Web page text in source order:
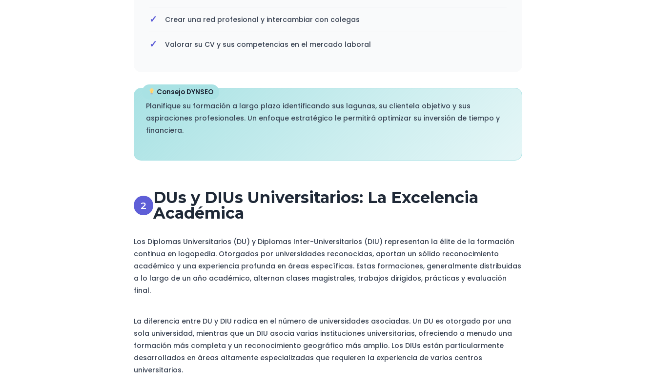
Crear una red profesional y intercambiar con colegas
Valorar su CV y sus competencias en el mercado laboral
Consejo DYNSEO
Planifique su formación a largo plazo identificando sus lagunas, su clientela objetivo y sus
aspiraciones profesionales. Un enfoque estratégico le permitirá optimizar su inversión de tiempo y
financiera.
DUs y DIUs Universitarios: La Excelencia
Académica
Los Diplomas Universitarios (DU) y Diplomas Inter-Universitarios (DIU) representan la élite de la formación
continua en logopedia. Otorgados por universidades reconocidas, aportan un sólido reconocimiento
académico y una experiencia profunda en áreas específicas. Estas formaciones, generalmente distribuidas
a lo largo de un año académico, alternan clases magistrales, trabajos dirigidos, prácticas y evaluación
final.
La diferencia entre DU y DIU radica en el número de universidades asociadas. Un DU es otorgado por una
sola universidad, mientras que un DIU asocia varias instituciones universitarias, ofreciendo a menudo una
formación más completa y un reconocimiento geográfico más amplio. Los DIUs están particularmente
desarrollados en áreas altamente especializadas que requieren la experiencia de varios centros
universitarios.